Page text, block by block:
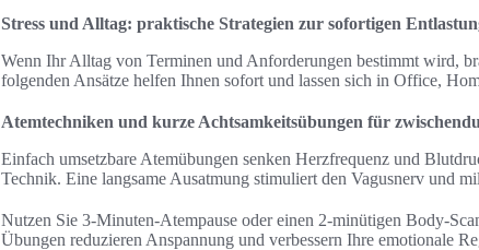
Stress und Alltag: praktische Strategien zur sofortigen
Wenn Ihr Alltag von Terminen und Anforderungen bestimmt wird,
folgenden Ansätze helfen Ihnen sofort und lassen sich in Office,
Atemtechniken und kurze Achtsamkeitsübungen für
Einfach umsetzbare Atemübungen senken Herzfrequenz und
Technik. Eine langsame Ausatmung stimuliert den Vagusnerv und
Nutzen Sie 3-Minuten-Atempause oder einen 2-minütigen Body-
Übungen reduzieren Anspannung und verbessern Ihre emotionale